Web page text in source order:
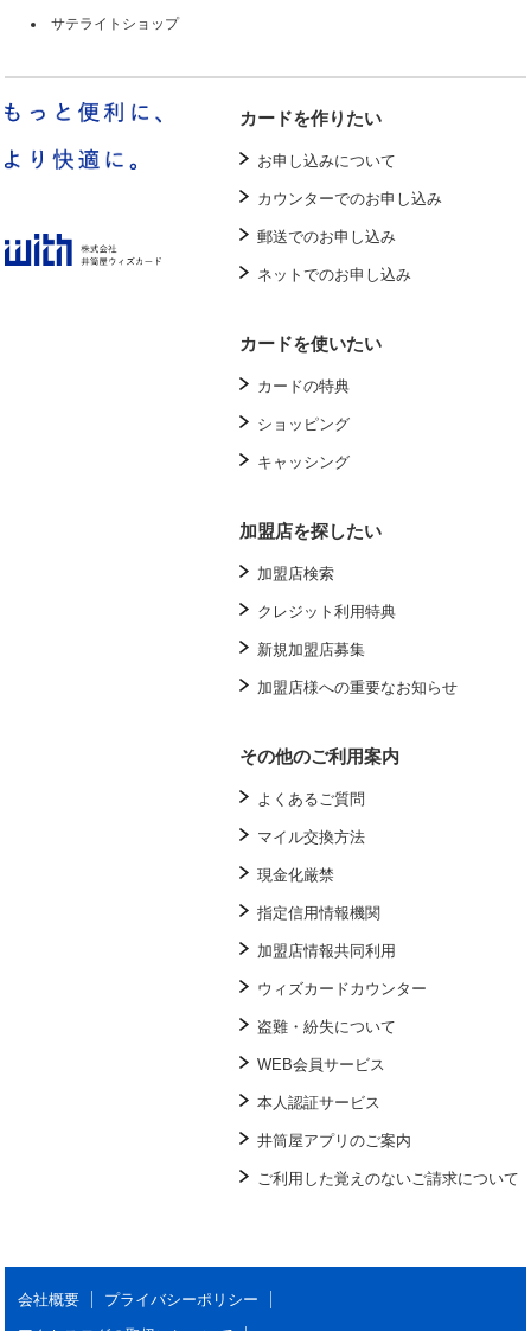
サテライトショップ
カードを作りたい
お申し込みについて
カウンターでのお申し込み
郵送でのお申し込み
ネットでのお申し込み
カードを使いたい
カードの特典
ショッピング
キャッシング
加盟店を探したい
加盟店検索
クレジット利用特典
新規加盟店募集
加盟店様への重要なお知らせ
その他のご利用案内
よくあるご質問
マイル交換方法
現金化厳禁
指定信用情報機関
加盟店情報共同利用
ウィズカードカウンター
盗難・紛失について
WEB会員サービス
本人認証サービス
井筒屋アプリのご案内
ご利用した覚えのないご請求について
会社概要
プライバシーポリシー